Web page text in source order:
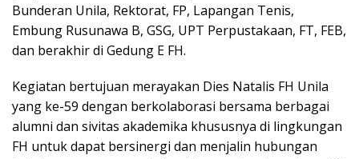
Bunderan Unila, Rektorat, FP, Lapangan Tenis,
Embung Rusunawa B, GSG, UPT Perpustakaan, FT, FEB,
dan berakhir di Gedung E FH.
Kegiatan bertujuan merayakan Dies Natalis FH Unila
yang ke-59 dengan berkolaborasi bersama berbagai
alumni dan sivitas akademika khususnya di lingkungan
FH untuk dapat bersinergi dan menjalin hubungan